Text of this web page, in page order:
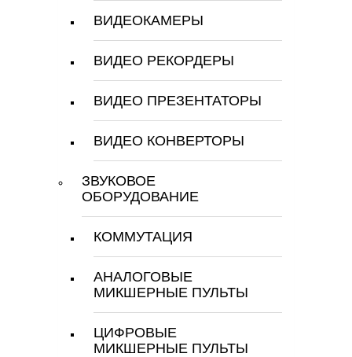
ВИДЕОКАМЕРЫ
ВИДЕО РЕКОРДЕРЫ
ВИДЕО ПРЕЗЕНТАТОРЫ
ВИДЕО КОНВЕРТОРЫ
ЗВУКОВОЕ
ОБОРУДОВАНИЕ
КОММУТАЦИЯ
АНАЛОГОВЫЕ
МИКШЕРНЫЕ ПУЛЬТЫ
ЦИФРОВЫЕ
МИКШЕРНЫЕ ПУЛЬТЫ